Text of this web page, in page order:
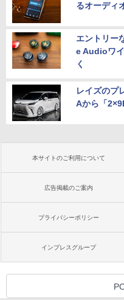
るオーディ
エントリー
e Audioワ
く
レイズのプ
Aから「
本サイトのご利用について
広告掲載のご案内
プライバシーポリシー
インプレスグループ